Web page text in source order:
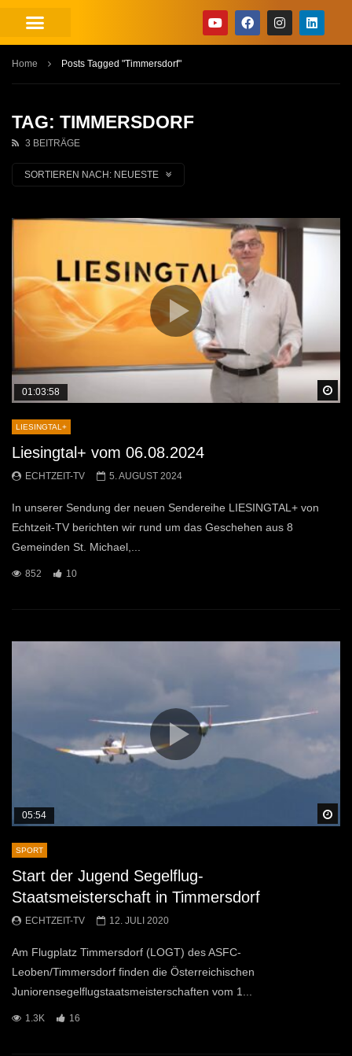
Home Posts Tagged "Timmersdorf"
TAG: TIMMERSDORF
3 BEITRÄGE
SORTIEREN NACH: NEUESTE
01:03:58
LIESINGTAL+
Liesingtal+ vom 06.08.2024
ECHTZEIT-TV 5. AUGUST 2024
In unserer Sendung der neuen Sendereihe LIESINGTAL+ von
Echtzeit-TV berichten wir rund um das Geschehen aus 8
Gemeinden St. Michael,...
852 10
05:54
SPORT
Start der Jugend Segelflug-
Staatsmeisterschaft in Timmersdorf
ECHTZEIT-TV 12. JULI 2020
Am Flugplatz Timmersdorf (LOGT) des ASFC-
Leoben/Timmersdorf finden die Österreichischen
Juniorensegelflugstaatsmeisterschaften vom 1...
1.3K 16